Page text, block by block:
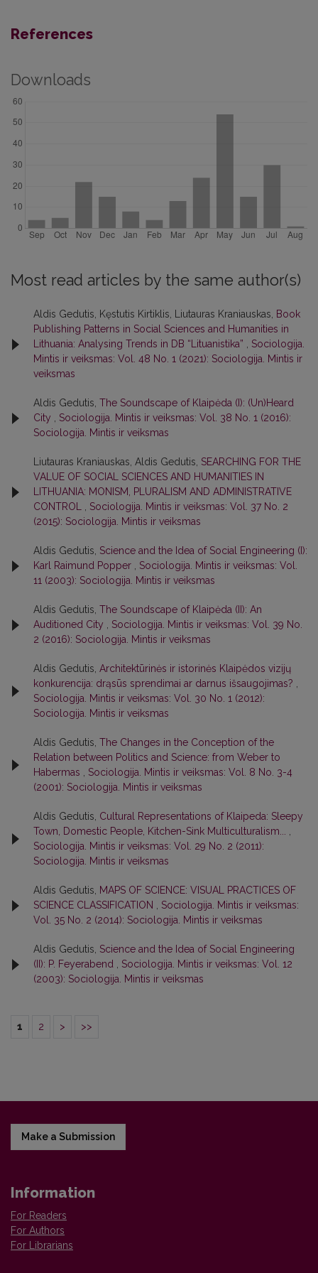
References
Downloads
Most read articles by the same author(s)
Aldis Gedutis, Kęstutis Kirtiklis, Liutauras Kraniauskas,
Book
Publishing Patterns in Social Sciences and Humanities in
Lithuania: Analysing Trends in DB “Lituanistika”
Sociologija.
Mintis ir veiksmas: Vol. 48 No. 1 (2021): Sociologija. Mintis ir
veiksmas
Aldis Gedutis, The Soundscape of Klaipėda (I): (Un)Heard
City
Sociologija. Mintis ir veiksmas: Vol. 38 No. 1 (2016):
Sociologija. Mintis ir veiksmas
Liutauras Kraniauskas, Aldis Gedutis, SEARCHING FOR THE
VALUE OF SOCIAL SCIENCES AND HUMANITIES IN
LITHUANIA: MONISM, PLURALISM AND ADMINISTRATIVE
CONTROL
Sociologija. Mintis ir veiksmas: Vol. 37 No. 2
(2015): Sociologija. Mintis ir veiksmas
Aldis Gedutis, Science and the Idea of Social Engineering (I):
Karl Raimund Popper
Sociologija. Mintis ir veiksmas: Vol.
11 (2003): Sociologija. Mintis ir veiksmas
Aldis Gedutis, The Soundscape of Klaipėda (II): An
Auditioned City
Sociologija. Mintis ir veiksmas: Vol. 39 No.
2 (2016): Sociologija. Mintis ir veiksmas
Aldis Gedutis, Architektūrinės ir istorinės Klaipėdos vizijų
konkurencija: drąsūs sprendimai ar darnus išsaugojimas?
Sociologija. Mintis ir veiksmas: Vol. 30 No. 1 (2012):
Sociologija. Mintis ir veiksmas
Aldis Gedutis, The Changes in the Conception of the
Relation between Politics and Science: from Weber to
Habermas
Sociologija. Mintis ir veiksmas: Vol. 8 No. 3-4
(2001): Sociologija. Mintis ir veiksmas
Aldis Gedutis, Cultural Representations of Klaipeda: Sleepy
Town, Domestic People, Kitchen-Sink Multiculturalism...
Sociologija. Mintis ir veiksmas: Vol. 29 No. 2 (2011):
Sociologija. Mintis ir veiksmas
Aldis Gedutis,
MAPS OF SCIENCE: VISUAL PRACTICES OF
SCIENCE CLASSIFICATION
Sociologija. Mintis ir veiksmas:
Vol. 35 No. 2 (2014): Sociologija. Mintis ir veiksmas
Aldis Gedutis, Science and the Idea of Social Engineering
(II): P. Feyerabend
Sociologija. Mintis ir veiksmas: Vol. 12
(2003): Sociologija. Mintis ir veiksmas
1 2 > >>
Make a Submission
Information
For Readers
For Authors
For Librarians